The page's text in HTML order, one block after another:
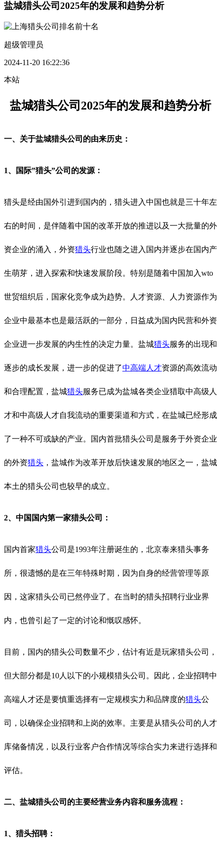
盐城猎头公司2025年的发展和趋势分析
超级管理员
2024-11-20 16:22:36
本站
盐城猎头公司 2025年的发展和趋势分析
一、 关于盐城猎头公司的由来历史：
1、国际”猎头”公司 的发源 ：
猎头是经由国外引进到国内的，猎头进入中国也就是三十年左
右的时间，是伴随着中国的改革开放的推进以及一大批量的外
资企业的涌入，外资猎头行业也随之进入国内并逐步在国内产
生萌芽，进入探索和快速发展阶段。特别是随着中国加入wto
世贸组织后，国家化竞争成为趋势。人才资源、人力资源作为
企业中最基本也是最活跃的一部分，日益成为国内民营和外资
企业进一步发展的内生性的决定力量。盐城猎头服务的出现和
逐步的成长发展，进一步的促进了中高端人才资源的高效流动
和合理配置，盐城猎头服务已成为盐城各类企业猎取中高级人
才和中高级人才自我流动的重要渠道和方式，在盐城已经形成
了一种不可或缺的产业。国内首批猎头公司是服务于外资企业
的外资猎头 ，盐城作为改革开放后快速发展的地区之一，盐城
本土的猎头公司也较早的成立。
2、中国国内第一家猎头公司：
国内首家猎头公司是1993年注册诞生的，北京泰来猎头事务
所，很遗憾的是在三年特殊时期，因为自身的经营管理等原
因， 这家猎头公司 已然停业了。在当时的猎头招聘行业业界
内，也曾引起了一定的讨论和慨叹感怀。
目前，国内的猎头公司数量不少， 估计有近是玩家猎头公司，
但大部分都是10人以下的小规模猎头公司。因此，企业招聘中
高端人才还是要慎重选择有一定规模实力和品牌度的猎头公
司，以确保企业招聘和上岗的效率。主要是从猎头公司的人才
库储备情况，以及行业客户合作情况等综合实力来进行选择和
评估。
二、盐城猎头公司的主要经营业务内容和服务流程：
1、猎头招聘：